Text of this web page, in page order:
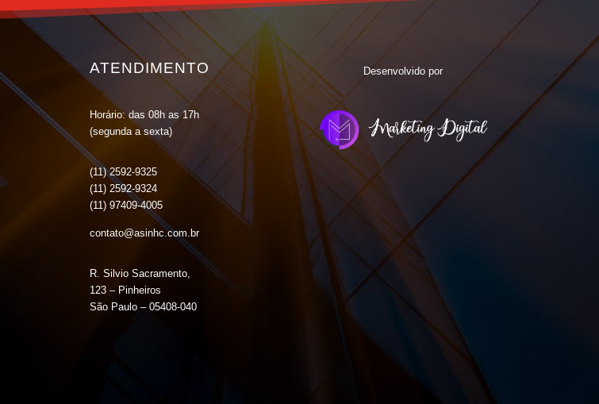
ATENDIMENTO
Horário: das 08h as 17h
(segunda a sexta)
(11) 2592-9325
(11) 2592-9324
(11) 97409-4005
contato@asinhc.com.br
R. Silvio Sacramento,
123 – Pinheiros
São Paulo – 05408-040
Desenvolvido por